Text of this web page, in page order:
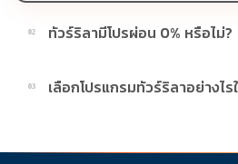
02 ทัวร์ริลามีโปรผ่อน 0% หรือไม่?
บางโปรแกรมมีโปรผ่อน 0% หรือโปรโม
บริษัทกำหนด สามารถดูสัญลักษณ์โปรโมชั่
03 เลือกโปรแกรมทัวร์ริลาอย่างไร
ช่วงราคา ไม่ควรเทียบจากราคาต่ำสุดเพี